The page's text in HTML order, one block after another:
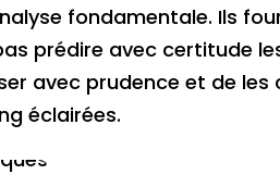
fondamentale. Ils
prédire avec certitude
avec prudence et de les
éclairées.